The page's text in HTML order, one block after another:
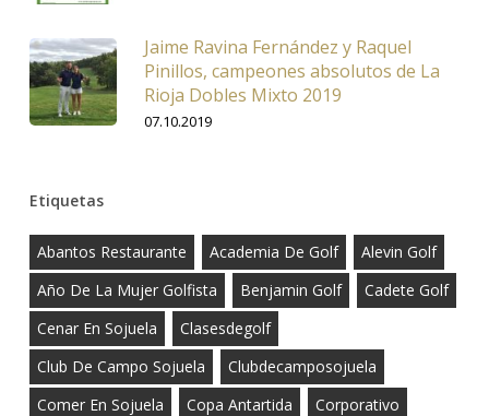
Jaime Ravina Fernández y Raquel
Pinillos, campeones absolutos de La
Rioja Dobles Mixto 2019
07.10.2019
Etiquetas
Abantos Restaurante Academia De Golf
Alevin Golf
Año De La Mujer Golfista
Benjamin Golf
Cadete Golf
Cenar En Sojuela
Clasesdegolf
Club De Campo Sojuela
Clubdecamposojuela
Comer En Sojuela
Copa Antartida
Corporativo